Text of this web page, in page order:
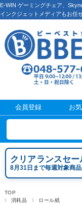
E-WIN ゲーミングチェア、
インクジェットメディアもお任
会員登録 お
クリアランスセー
8月31日まで毎週対象商品
TOP
消耗品
ロール紙